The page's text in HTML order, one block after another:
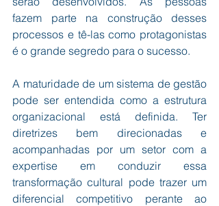
fazem parte na construção desses
processos e tê-las como protagonistas
é o grande segredo para o sucesso.
A maturidade de um sistema de gestão
pode ser entendida como a estrutura
organizacional está definida. Ter
diretrizes bem direcionadas e
acompanhadas por um setor com a
expertise em conduzir essa
transformação cultural pode trazer um
diferencial competitivo perante ao